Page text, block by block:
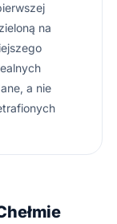
na
a nie